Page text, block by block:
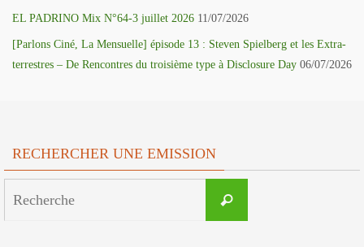
EL PADRINO Mix N°64-3 juillet 2026 11/07/2026
[Parlons Ciné, La Mensuelle] épisode 13 : Steven Spielberg et les Extra-
terrestres – De Rencontres du troisième type à Disclosure Day 06/07/2026
RECHERCHER UNE EMISSION
Recherche